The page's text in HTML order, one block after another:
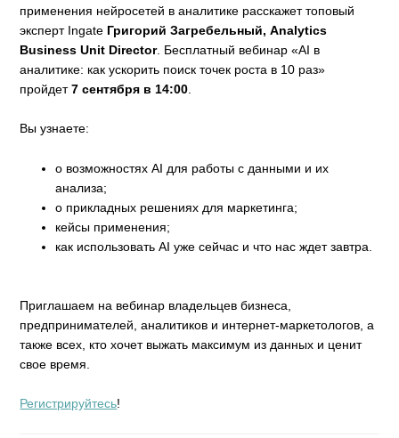
применения нейросетей в аналитике расскажет топовый
эксперт Ingate Григорий Загребельный, Analytics
Business Unit Director. Бесплатный вебинар «AI в
аналитике: как ускорить поиск точек роста в 10 раз»
пройдет7 сентября в 14:00.
Вы узнаете:
о возможностях AI для работы с данными и их
анализа;
о прикладных решениях для маркетинга;
кейсы применения;
как использовать AI уже сейчас и что нас ждет завтра.
Приглашаем на вебинар владельцев бизнеса,
предпринимателей, аналитиков и интернет-маркетологов, а
также всех, кто хочет выжать максимум из данных и ценит
свое время.
Регистрируйтесь!